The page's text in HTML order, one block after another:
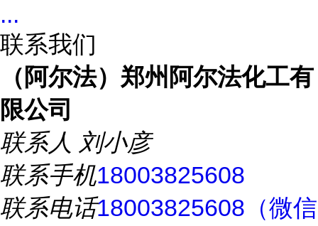
...
联系我们
（阿尔法）郑州阿尔法化工有
限公司
联系人 刘小彦
联系手机18003825608
联系电话18003825608（微信